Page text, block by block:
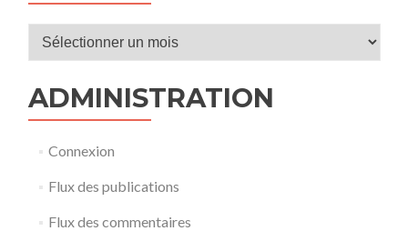
Nos
ADMINISTRATION
Connexion
Flux des publications
Flux des commentaires